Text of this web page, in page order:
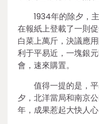
1934年的除夕，
在報紙上登載了一則
白菜上萬斤，決議應
利于平易近，一塊銀
會，速來購置。
值得一提的是，
夕，北洋當局和南京
年，成果惹起大快人